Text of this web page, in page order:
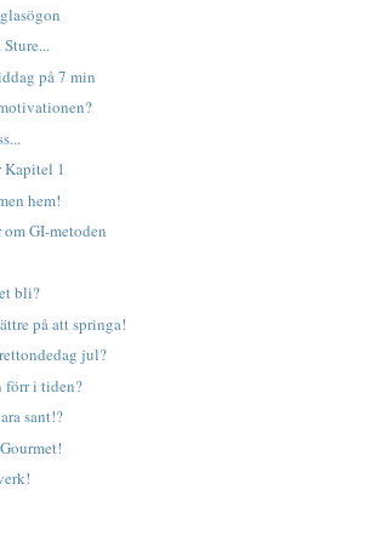
på 7 min
1
hem!
om GI-metoden
bli?
på att springa!
jul?
förr i tiden?
sant!?